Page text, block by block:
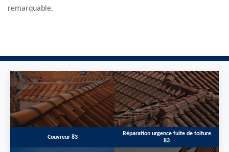
remarquable.
Couvreur 83
Réparation urgence fuite de toiture
83